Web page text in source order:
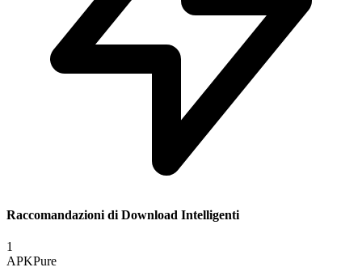
Raccomandazioni di Download Intelligenti
1
APKPure